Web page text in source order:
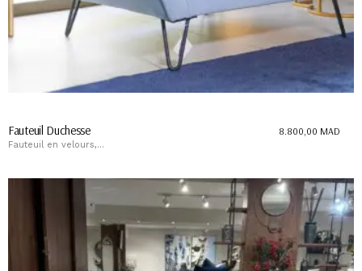
Fauteuil Duchesse
Fauteuil en velours,...
8.800,00 MAD